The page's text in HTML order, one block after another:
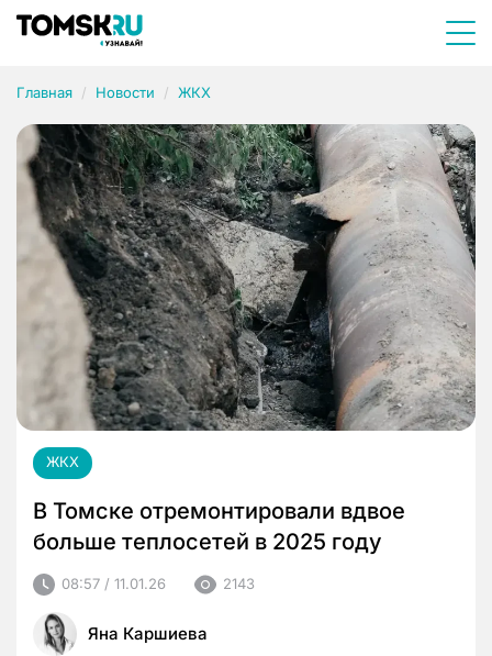
Главная Новости ЖКХ
ЖКХ
В Томске отремонтировали вдвое
больше теплосетей в 2025 году
08:57 / 11.01.26 2143
Яна Каршиева